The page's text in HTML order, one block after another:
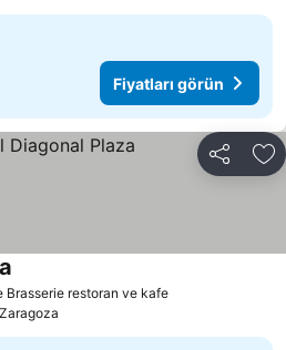
Fiyatları görün
Paylaş
Brasserie restoran ve kafe
Zaragoza